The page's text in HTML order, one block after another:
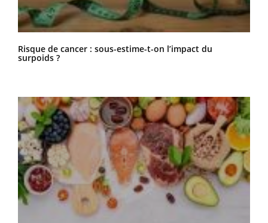
Risque de cancer : sous-estime-t-on l’impact du
surpoids ?